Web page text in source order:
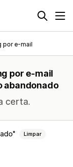
por e-mail
por e-mail
abandonado
certa.
Limpar